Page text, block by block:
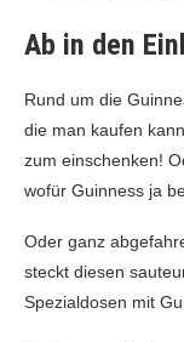
Ab in den
Rund um die
die man kaufen
zum einschenken!
wofür Guinness ja
Oder ganz
steckt diesen
Spezialdosen mit